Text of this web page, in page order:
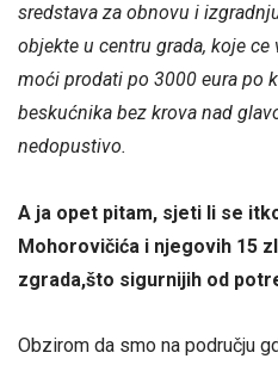
sredstava za obnovu i
objekte u centru grada, koje
moći prodati po 3000 eura po
beskućnika bez krova nad
nedopustivo.
A ja opet pitam, sjeti li se
Mohorovičića i njegovih 15
zgrada,što sigurnijih od
Obzirom da smo na području